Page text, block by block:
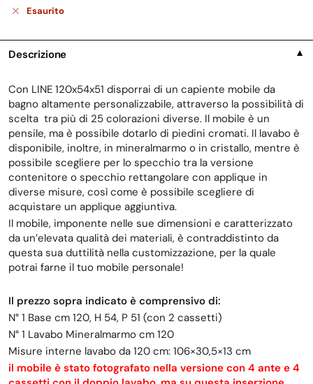
Esaurito
Descrizione ▼
Con LINE 120x54x51 disporrai di un capiente mobile da
bagno altamente personalizzabile, attraverso la possibilità di
scelta tra più di 25 colorazioni diverse. Il mobile è un
pensile, ma è possibile dotarlo di piedini cromati. Il lavabo è
disponibile, inoltre, in mineralmarmo o in cristallo, mentre è
possibile scegliere per lo specchio tra la versione
contenitore o specchio rettangolare con applique in
diverse misure, così come è possibile scegliere di
acquistare un applique aggiuntiva.
Il mobile, imponente nelle sue dimensioni e caratterizzato
da un’elevata qualità dei materiali, è contraddistinto da
questa sua duttilità nella customizzazione, per la quale
potrai farne il tuo mobile personale!
Il prezzo sopra indicato è comprensivo di:
N° 1 Base cm 120, H 54, P 51 (con 2 cassetti)
N° 1 Lavabo Mineralmarmo cm 120
Misure interne lavabo da 120 cm: 106×30,5×13 cm
il mobile è stato fotografato nella versione con 4 ante e 4